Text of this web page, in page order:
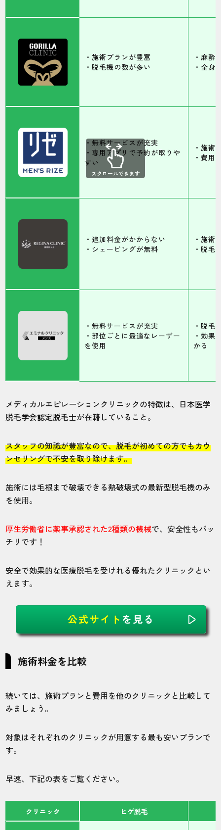
・施術プランが豊富
・脱毛機の数が多い
・麻酔
・全身
・無料サービスが充実
・専用アプリで予約が取りや
すい
・施術
・費用
・追加料金がかからない
・シェービングが無料
・施術
・脱毛
・無料サービスが充実
・部位ごとに最適なレーザー
を使用
・脱毛
・効果
かる
スクロールできます
メディカルエピレーションクリニックの特徴は、日本医学
脱毛学会認定脱毛士が在籍していること。
スタッフの知識が豊富なので、脱毛が初めての方でもカウ
ンセリングで不安を取り除けます。
施術には毛根まで破壊できる熱破壊式の最新型脱毛機のみ
を使用。
厚生労働省に薬事承認された2種類の機械で、安全性もバッ
チリです！
安全で効果的な医療脱毛を受けれる優れたクリニックとい
えます。
公式サイト を見る
施術料金を比較
続いては、施術プランと費用を他のクリニックと比較して
みましょう。
対象はそれぞれのクリニックが用意する最も安いプランで
す。
早速、下記の表をご覧ください。
クリニック ヒゲ脱毛